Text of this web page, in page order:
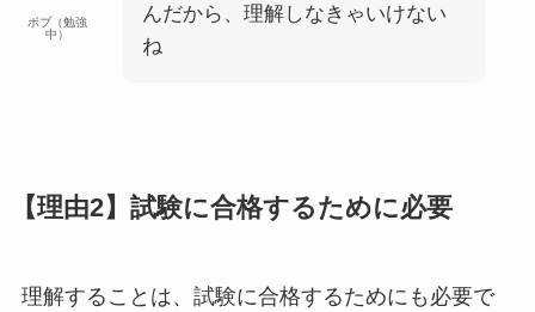
ボブ（勉強
中）
んだから、理解しなきゃいけない
ね
【理由2】試験に合格するために必要
理解することは、試験に合格するためにも必要で